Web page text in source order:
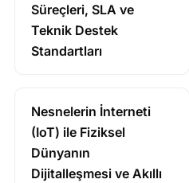
Süreçleri, SLA ve
Teknik Destek
Standartları
Nesnelerin İnterneti
(IoT) ile Fiziksel
Dünyanın
Dijitalleşmesi ve Akıllı